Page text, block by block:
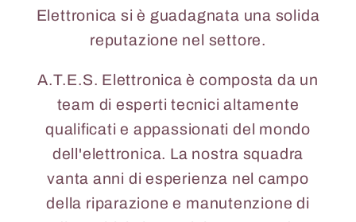
Elettronica si è guadagnata una solida
reputazione nel settore.
A.T.E.S. Elettronica è composta da un
team di esperti tecnici altamente
qualificati e appassionati del mondo
dell'elettronica. La nostra squadra
vanta anni di esperienza nel campo
della riparazione e manutenzione di